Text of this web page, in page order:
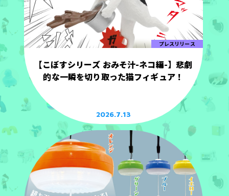
プレスリリース
【こぼすシリーズ おみそ汁-ネコ編-】悲劇
的な一瞬を切り取った猫フィギュア！
2026.7.13